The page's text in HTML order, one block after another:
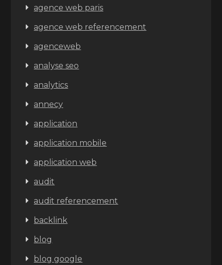
agence web paris
agence web referencement
agenceweb
analyse seo
analytics
annecy
application
application mobile
application web
audit
audit referencement
backlink
blog
blog google